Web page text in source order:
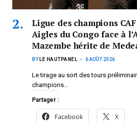
Ligue des champions
Aigles du Congo face à
Mazembe hérite de
BY LE HAUTPANEL 6 AOÛT 2026
Le tirage au sort des tours
champions…
Partager :
Facebook X